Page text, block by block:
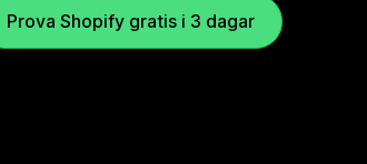
Prova Shopify gratis i 3 dagar